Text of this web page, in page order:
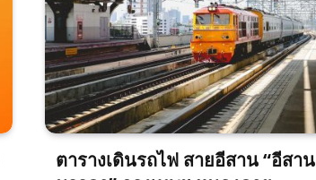
ตารางเดินรถไฟ สายอีสาน “อีสาน